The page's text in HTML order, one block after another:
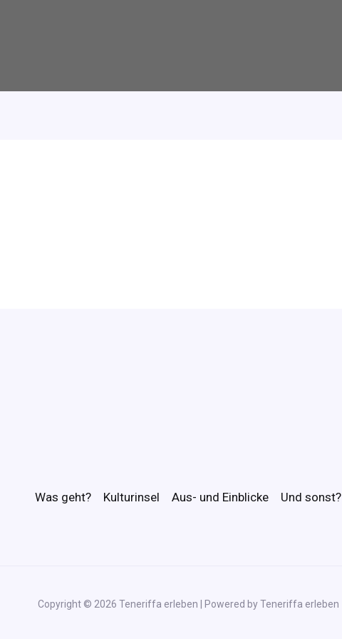
Was geht? Kulturinsel Aus- und Einblicke Und sonst?
Copyright © 2026 Teneriffa erleben | Powered by Teneriffa erleben